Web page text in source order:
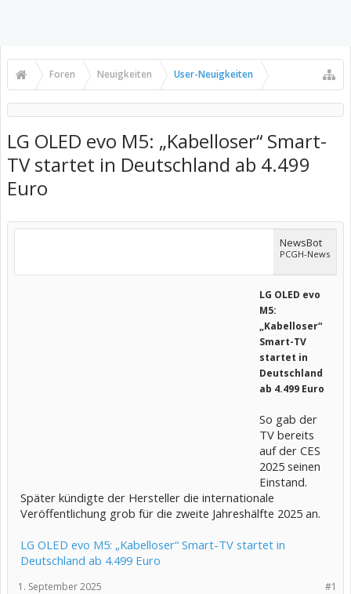
Foren Neuigkeiten User-Neuigkeiten
LG OLED evo M5: „Kabelloser“ Smart-
TV startet in Deutschland ab 4.499
Euro
NewsBot
PCGH-News
LG OLED evo
M5:
„Kabelloser“
Smart-TV
startet in
Deutschland
ab 4.499 Euro
So gab der
TV bereits
auf der CES
2025 seinen
Einstand.
Später kündigte der Hersteller die internationale
Veröffentlichung grob für die zweite Jahreshälfte 2025 an.
LG OLED evo M5: „Kabelloser“ Smart-TV startet in
Deutschland ab 4.499 Euro
#1
1. September 2025